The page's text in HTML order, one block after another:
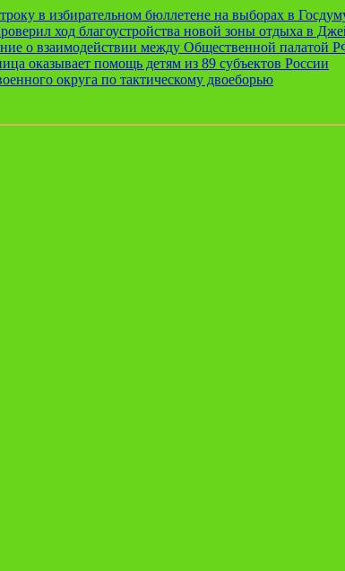
в избирательном бюллетене на выборах в
ход благоустройства новой зоны отдыха в
о взаимодействии между Общественной палатой
оказывает помощь детям из 89 субъектов России
округа по тактическому двоеборью